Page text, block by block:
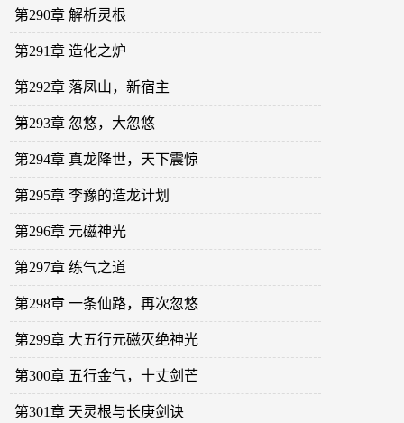
第290章 解析灵根
第291章 造化之炉
第292章 落凤山，新宿主
第293章 忽悠，大忽悠
第294章 真龙降世，天下震惊
第295章 李豫的造龙计划
第296章 元磁神光
第297章 练气之道
第298章 一条仙路，再次忽悠
第299章 大五行元磁灭绝神光
第300章 五行金气，十丈剑芒
第301章 天灵根与长庚剑诀